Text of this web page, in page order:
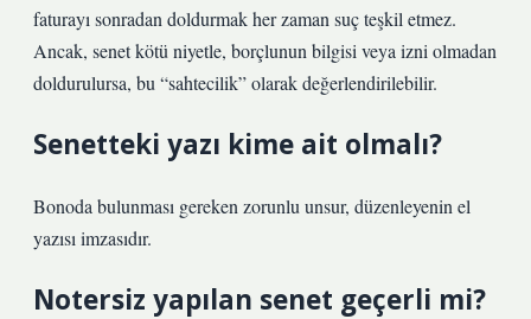
faturayı sonradan doldurmak her zaman suç teşkil etmez.
Ancak, senet kötü niyetle, borçlunun bilgisi veya izni olmadan
doldurulursa, bu “sahtecilik” olarak değerlendirilebilir.
Senetteki yazı kime ait olmalı?
Bonoda bulunması gereken zorunlu unsur, düzenleyenin el
yazısı imzasıdır.
Notersiz yapılan senet geçerli mi?